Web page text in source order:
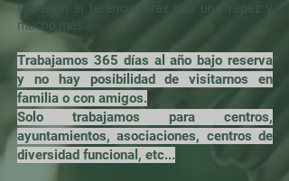
situación si te encuentras con una rapaz y
mucho más.
Trabajamos 365 días al año bajo reserva
y no hay posibilidad de visitarnos en
familia o con amigos.
Solo trabajamos para centros,
ayuntamientos, asociaciones, centros de
diversidad funcional, etc...